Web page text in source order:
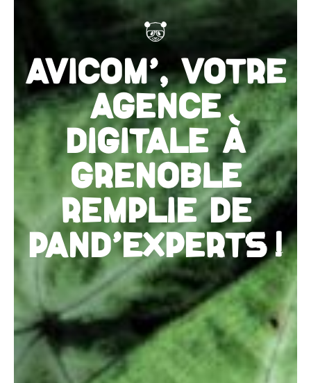
AVICOM', VOTRE
AGENCE
DIGITALE À
GRENOBLE
REMPLIE DE
PAND'EXPERTS !